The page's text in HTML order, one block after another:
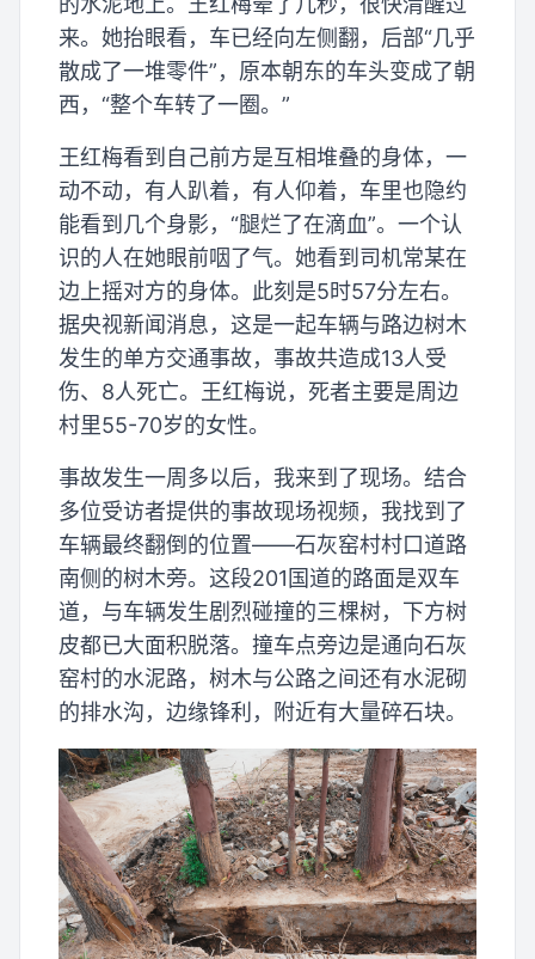
来。她抬眼看，车已经向左侧翻，后部“几乎
散成了一堆零件”，原本朝东的车头变成了朝
西，“整个车转了一圈。”
王红梅看到自己前方是互相堆叠的身体，一
动不动，有人趴着，有人仰着，车里也隐约
能看到几个身影，“腿烂了在滴血”。一个认
识的人在她眼前咽了气。她看到司机常某在
边上摇对方的身体。此刻是5时57分左右。
据央视新闻消息，这是一起车辆与路边树木
发生的单方交通事故，事故共造成13人受
伤、8人死亡。王红梅说，死者主要是周边
村里55-70岁的女性。
事故发生一周多以后，我来到了现场。结合
多位受访者提供的事故现场视频，我找到了
车辆最终翻倒的位置——石灰窑村村口道路
南侧的树木旁。这段201国道的路面是双车
道，与车辆发生剧烈碰撞的三棵树，下方树
皮都已大面积脱落。撞车点旁边是通向石灰
窑村的水泥路，树木与公路之间还有水泥砌
的排水沟，边缘锋利，附近有大量碎石块。